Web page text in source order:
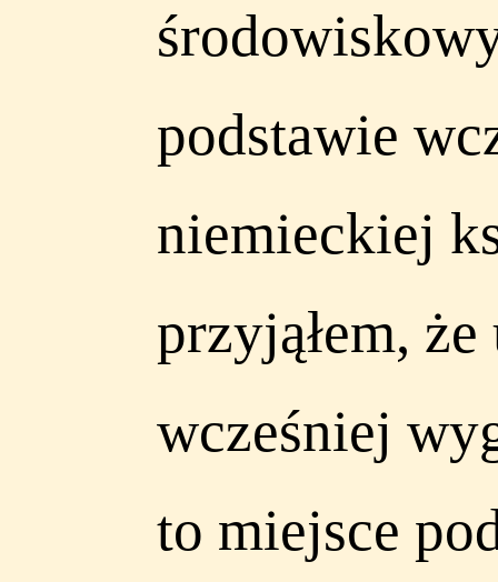
podstawie
niemieckiej
przyjąłem,
wcześniej
to miejsce